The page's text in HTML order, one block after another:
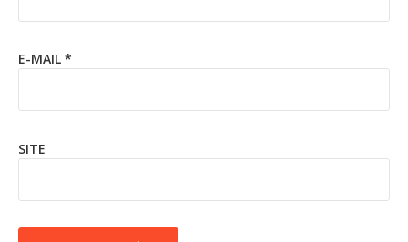
E-MAIL *
SITE